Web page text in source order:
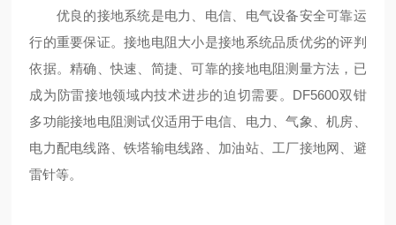
优良的接地系统是电力、电信、电气设备安全可靠运
行的重要保证。接地电阻大小是接地系统品质优劣的评判
依据。精确、快速、简捷、可靠的接地电阻测量方法，已
成为防雷接地领域内技术进步的迫切需要。DF5600双钳
多功能接地电阻测试仪适用于电信、电力、气象、机房、
电力配电线路、铁塔输电线路、加油站、工厂接地网、避
雷针等。